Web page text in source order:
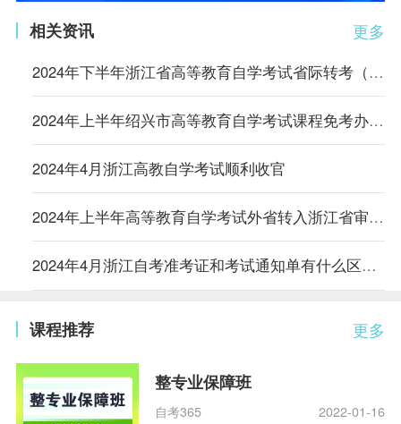
更多
相关资讯
2024年下半年浙江省高等教育自学考试省际转考（转出）办理通告
2024年上半年绍兴市高等教育自学考试课程免考办理公告
2024年4月浙江高教自学考试顺利收官
2024年上半年高等教育自学考试外省转入浙江省审核结果
2024年4月浙江自考准考证和考试通知单有什么区别？
更多
课程推荐
整专业保障班
自考365 2022-01-16